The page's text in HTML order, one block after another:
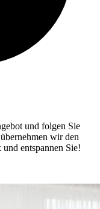
und folgen Sie
wir den
entspannen Sie!